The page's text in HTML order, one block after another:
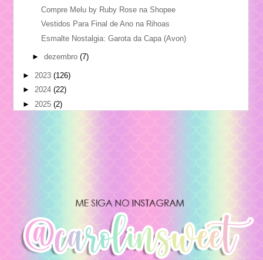
Compre Melu by Ruby Rose na Shopee
Vestidos Para Final de Ano na Rihoas
Esmalte Nostalgia: Garota da Capa (Avon)
► dezembro (7)
► 2023 (126)
► 2024 (22)
► 2025 (2)